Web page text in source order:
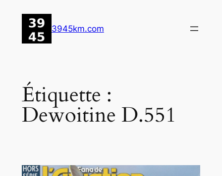
contenu
3945km.com
Étiquette :
Dewoitine D.551